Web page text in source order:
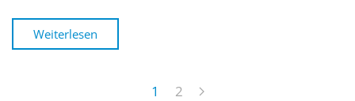
Weiterlesen
1 2